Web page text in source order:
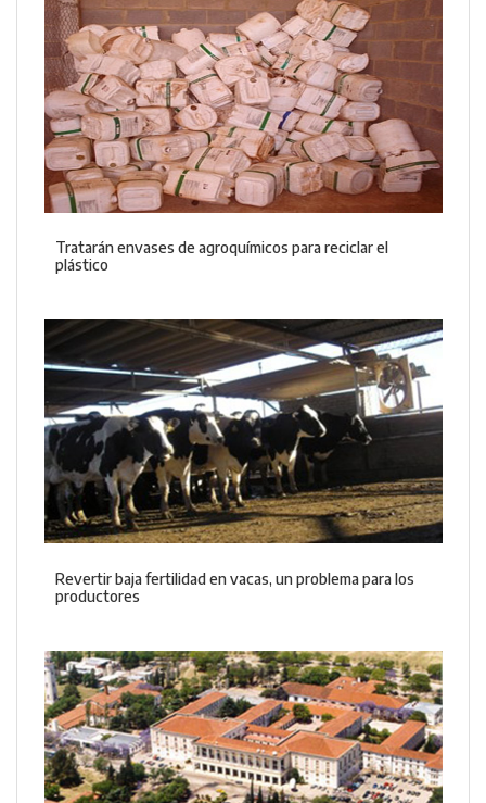
Tratarán envases de agroquímicos para reciclar el
plástico
Revertir baja fertilidad en vacas, un problema para los
productores